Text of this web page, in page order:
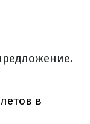
в